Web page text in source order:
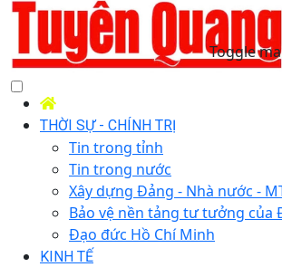
Toggle
THỜI SỰ - CHÍNH TRỊ
Tin trong tỉnh
Tin trong nước
Xây dựng Đảng - Nhà nước -
Bảo vệ nền tảng tư tưởng của
Đạo đức Hồ Chí Minh
KINH TẾ